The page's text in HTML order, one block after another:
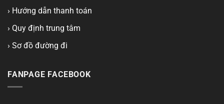
› Hướng dẫn thanh toán
› Quy định trung tâm
› Sơ đồ đường đi
FANPAGE FACEBOOK